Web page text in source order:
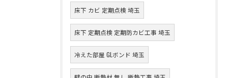
床下 カビ 定期点検 埼玉
床下 定期点検 定期防カビ工事 埼玉
冷えた部屋 GLボンド 埼玉